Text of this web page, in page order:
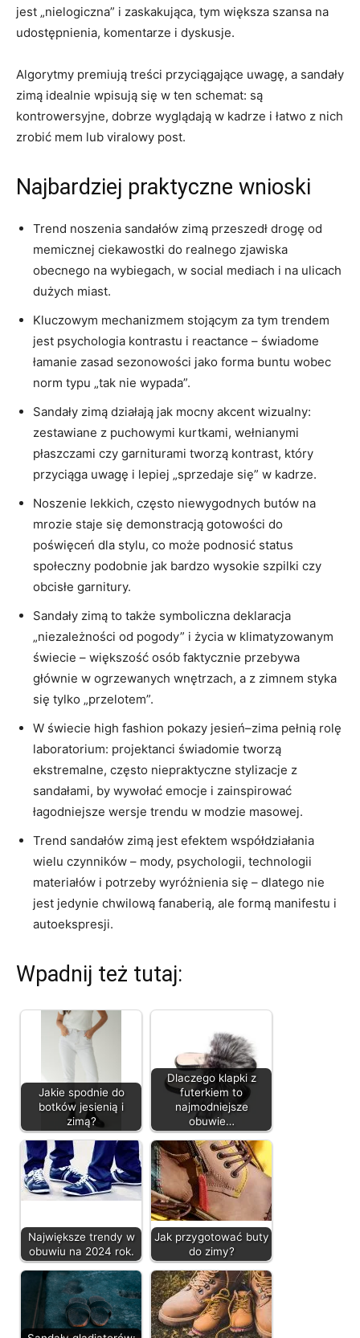
jest „nielogiczna” i zaskakująca, tym większa szansa na
udostępnienia, komentarze i dyskusje.
Algorytmy premiują treści przyciągające uwagę, a sandały
zimą idealnie wpisują się w ten schemat: są
kontrowersyjne, dobrze wyglądają w kadrze i łatwo z nich
zrobić mem lub viralowy post.
Najbardziej praktyczne wnioski
Trend noszenia sandałów zimą przeszedł drogę od
memicznej ciekawostki do realnego zjawiska
obecnego na wybiegach, w social mediach i na ulicach
dużych miast.
Kluczowym mechanizmem stojącym za tym trendem
jest psychologia kontrastu i reactance – świadome
łamanie zasad sezonowości jako forma buntu wobec
norm typu „tak nie wypada”.
Sandały zimą działają jak mocny akcent wizualny:
zestawiane z puchowymi kurtkami, wełnianymi
płaszczami czy garniturami tworzą kontrast, który
przyciąga uwagę i lepiej „sprzedaje się” w kadrze.
Noszenie lekkich, często niewygodnych butów na
mrozie staje się demonstracją gotowości do
poświęceń dla stylu, co może podnosić status
społeczny podobnie jak bardzo wysokie szpilki czy
obcisłe garnitury.
Sandały zimą to także symboliczna deklaracja
„niezależności od pogody” i życia w klimatyzowanym
świecie – większość osób faktycznie przebywa
głównie w ogrzewanych wnętrzach, a z zimnem styka
się tylko „przelotem”.
W świecie high fashion pokazy jesień–zima pełnią rolę
laboratorium: projektanci świadomie tworzą
ekstremalne, często niepraktyczne stylizacje z
sandałami, by wywołać emocje i zainspirować
łagodniejsze wersje trendu w modzie masowej.
Trend sandałów zimą jest efektem współdziałania
wielu czynników – mody, psychologii, technologii
materiałów i potrzeby wyróżnienia się – dlatego nie
jest jedynie chwilową fanaberią, ale formą manifestu i
autoekspresji.
Wpadnij też tutaj:
Jakie spodnie do
botków jesienią i
zimą?
Dlaczego klapki z
futerkiem to
najmodniejsze
obuwie…
Największe trendy w
obuwiu na 2024 rok.
Jak przygotować buty
do zimy?